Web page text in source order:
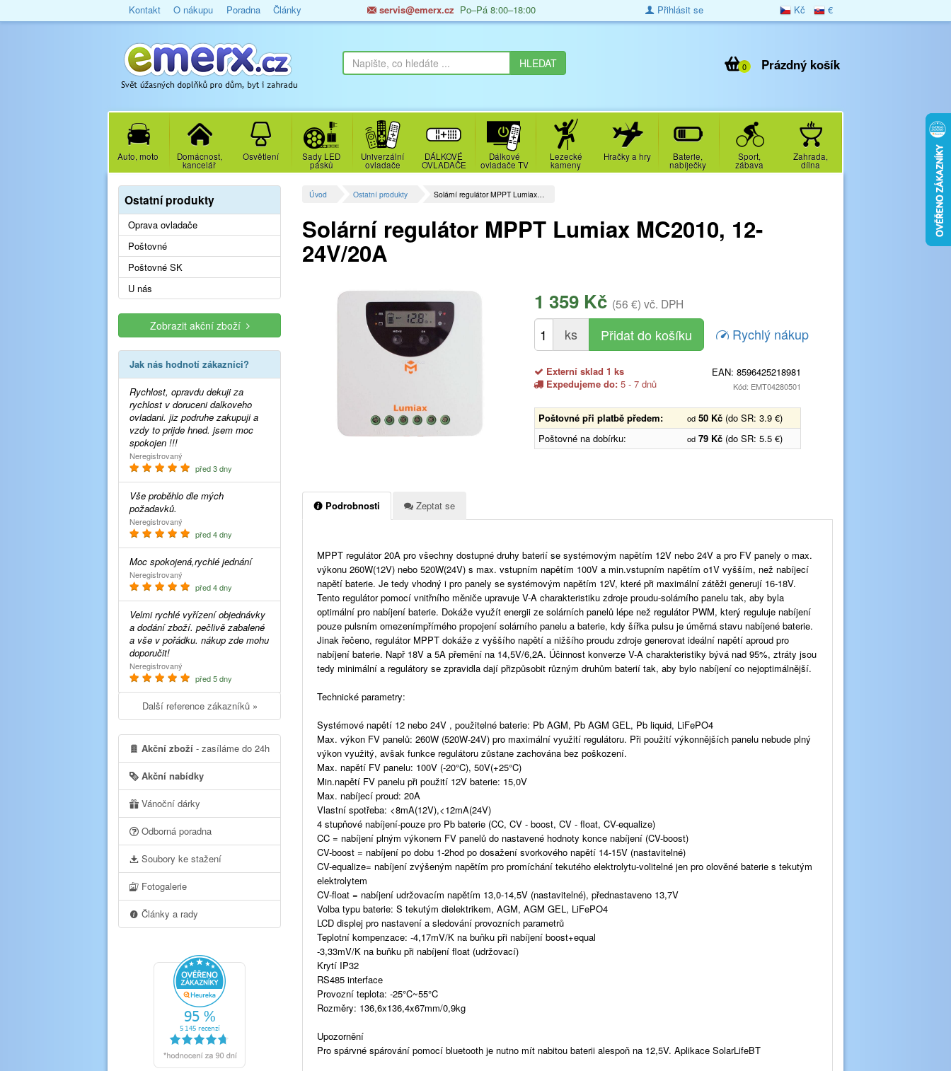
Kontakt O nákupu Poradna Články servis@emerx.cz Po–Pá 8:00–18:00 Kč €
Přihlásit se
Prázdný košík
0
Auto, moto Domácnost,
kancelář
Osvětlení Sady LED
pásků
Univerzální
ovladače
DÁLKOVÉ
OVLADAČE
Dálkové
ovladače TV
Lezecké
kameny
Hračky a hry Baterie,
nabíječky
Sport,
zábava
Zahrada,
dílna
Úvod Ostatní produkty Solární regulátor MPPT Lumiax…
Solární regulátor MPPT Lumiax MC2010, 12-
24V/20A
1 359 Kč (56 €) vč. DPH
ks Rychlý nákup
Externí sklad 1 ks
Expedujeme do:5 - 7 dnů
EAN: 8596425218981
Kód: EMT04280501
Poštovné při platbě předem: od 50 Kč (do SR: 3.9 €)
Poštovné na dobírku:
od 79 Kč (do SR: 5.5 €)
Podrobnosti Zeptat se
MPPT regulátor 20A pro všechny dostupné druhy baterií se systémovým napětím 12V nebo 24V a pro FV panely o max.
výkonu 260W(12V) nebo 520W(24V) s max. vstupním napětím 100V a min.vstupním napětím o1V vyšším, než nabíjecí
napětí baterie. Je tedy vhodný i pro panely se systémovým napětím 12V, které při maximální zátěži generují 16-18V.
Tento regulátor pomocí vnitřního měniče upravuje V-A charakteristiku zdroje proudu-solárního panelu tak, aby byla
optimální pro nabíjení baterie. Dokáže využít energii ze solárních panelů lépe než regulátor PWM, který reguluje nabíjení
pouze pulsním omezenímpřímého propojení solárního panelu a baterie, kdy šířka pulsu je úměrná stavu nabíjené baterie.
Jinak řečeno, regulátor MPPT dokáže z vyššího napětí a nižšího proudu zdroje generovat ideální napětí aproud pro
nabíjení baterie. Např 18V a 5A přemění na 14,5V/6,2A. Účinnost konverze V-A charakteristiky bývá nad 95%, ztráty jsou
tedy minimální a regulátory se zpravidla dají přizpůsobit různým druhům baterií tak, aby bylo nabíjení co nejoptimálnější.
Technické parametry:
Systémové napětí 12 nebo 24V , použitelné baterie: Pb AGM, Pb AGM GEL, Pb liquid, LiFePO4
Max. výkon FV panelů: 260W (520W-24V) pro maximální využití regulátoru. Při použití výkonnějších panelu nebude plný
výkon využitý, avšak funkce regulátoru zůstane zachována bez poškození.
Max. napětí FV panelu: 100V (-20°C), 50V(+25°C)
Min.napětí FV panelu při použití 12V baterie: 15,0V
Max. nabíjecí proud: 20A
Vlastní spotřeba: <8mA(12V),<12mA(24V)
4 stupňové nabíjení-pouze pro Pb baterie (CC, CV - boost, CV - float, CV-equalize)
CC = nabíjení plným výkonem FV panelů do nastavené hodnoty konce nabíjení (CV-boost)
CV-boost = nabíjení po dobu 1-2hod po dosažení svorkového napětí 14-15V (nastavitelné)
CV-equalize= nabíjení zvýšeným napětím pro promíchání tekutého elektrolytu-volitelné jen pro olověné baterie s tekutým
elektrolytem
CV-float = nabíjení udržovacím napětím 13,0-14,5V (nastavitelné), přednastaveno 13,7V
Volba typu baterie: S tekutým dielektrikem, AGM, AGM GEL, LiFePO4
LCD displej pro nastavení a sledování provozních parametrů
Teplotní kompenzace: -4,17mV/K na buňku při nabíjení boost+equal
-3,33mV/K na buňku při nabíjení float (udržovací)
Krytí IP32
RS485 interface
Provozní teplota: -25°C~55°C
Rozměry: 136,6x136,4x67mm/0,9kg
Upozornění
Pro spárvné spárování pomocí bluetooth je nutno mít nabitou baterii alespoň na 12,5V. Aplikace SolarLifeBT
Ostatní produkty
Oprava ovladače
Poštovné
Poštovné SK
U nás
Zobrazit akční zboží
Jak nás hodnotí zákazníci?
Rychlost, opravdu dekuji za
rychlost v doruceni dalkoveho
ovladani. jiz podruhe zakupuji a
vzdy to prijde hned. jsem moc
spokojen !!!
Neregistrovaný
před 3 dny
Vše proběhlo dle mých
požadavků.
Neregistrovaný
před 4 dny
Moc spokojená,rychlé jednání
Neregistrovaný
před 4 dny
Velmi rychlé vyřízení objednávky
a dodání zboží. pečlivě zabalené
a vše v pořádku. nákup zde mohu
doporučit!
Neregistrovaný
před 5 dny
Další reference zákazníků »
Akční zboží - zasíláme do 24h
Akční nabídky
Vánoční dárky
Odborná poradna
Soubory ke stažení
Fotogalerie
Články a rady